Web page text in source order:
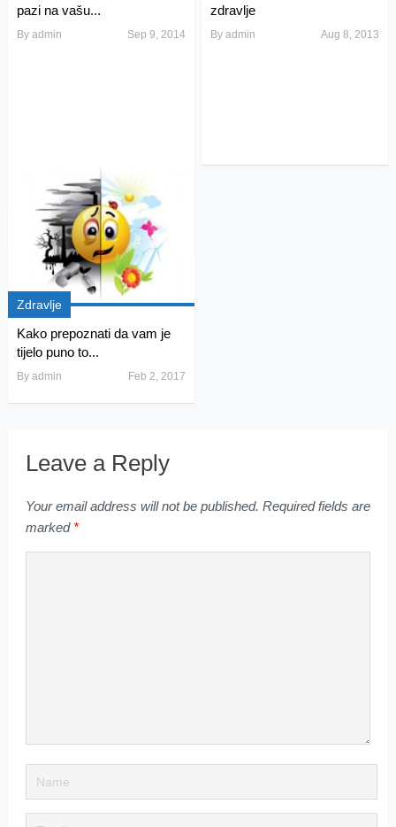
pazi na vašu...
By admin Sep 9, 2014
zdravlje
Byadmin Aug 8, 2013
Zdravlje
Kako prepoznati da vam je
tijelo puno to...
By admin Feb 2, 2017
Leave a Reply
Your email address will not be published. Required fields are
marked *